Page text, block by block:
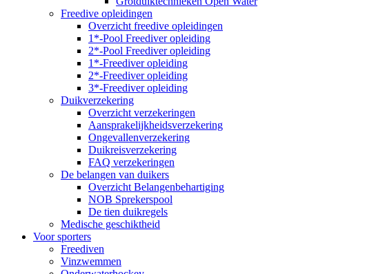
Freedive opleidingen
Overzicht freedive opleidingen
1*-Pool Freediver opleiding
2*-Pool Freediver opleiding
1*-Freediver opleiding
2*-Freediver opleiding
3*-Freediver opleiding
Duikverzekering
Overzicht verzekeringen
Aansprakelijkheidsverzekering
Ongevallenverzekering
Duikreisverzekering
FAQ verzekeringen
De belangen van duikers
Overzicht Belangenbehartiging
NOB Sprekerspool
De tien duikregels
Medische geschiktheid
Voor sporters
Freediven
Vinzwemmen